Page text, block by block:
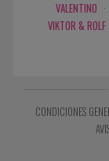
VALENTINO ·
VIKTOR & ROLF
CONDICIONES